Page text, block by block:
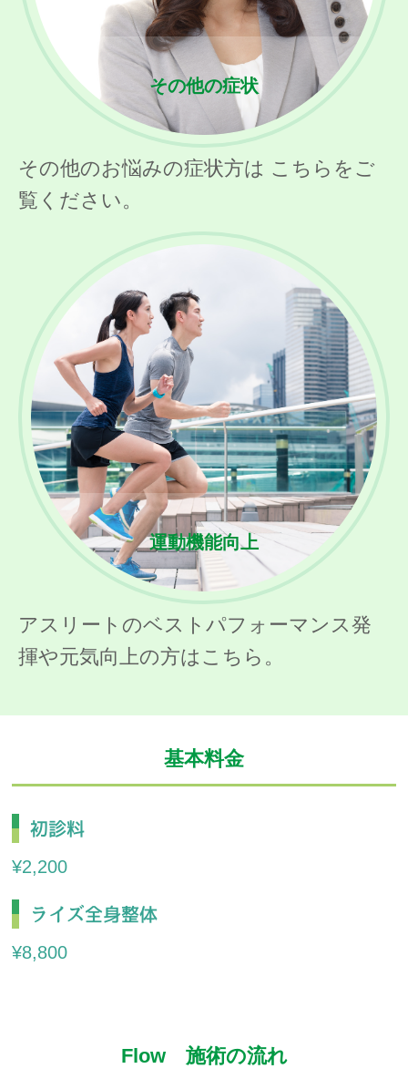
その他の症状
その他のお悩みの症状方は こちらをご
覧ください。
運動機能向上
アスリートのベストパフォーマンス発
揮や元気向上の方はこちら。
基本料金
初診料
¥2,200
ライズ全身整体
¥8,800
Flow 施術の流れ